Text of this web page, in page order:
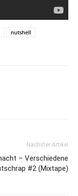
nutshell
Nächster Artikel
– Verschiedene
#2 (Mixtape)